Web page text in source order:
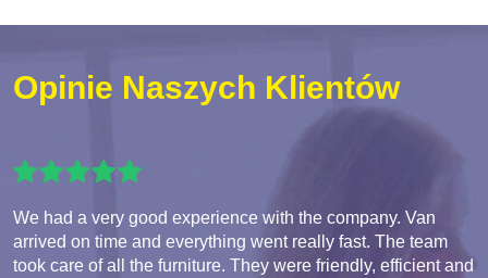
Opinie Naszych Klientów
We had a very good experience with the company. Van
arrived on time and everything went really fast. The team
took care of all the furniture. They were friendly, efficient and